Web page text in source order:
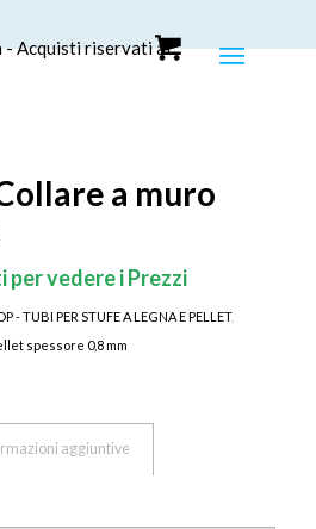
a muro
vedere i Prezzi
- TUBI PER STUFE A LEGNA E PELLET,
spessore 0,8 mm
aggiuntive